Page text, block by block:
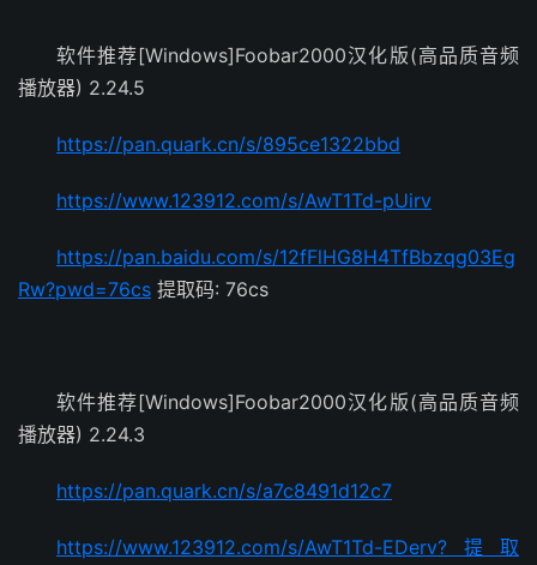
软件推荐[Windows]Foobar2000汉化版(高品质音频
播放器) 2.24.5
https://pan.quark.cn/s/895ce1322bbd
https://www.123912.com/s/AwT1Td-pUirv
https://pan.baidu.com/s/12fFlHG8H4TfBbzqg03Eg
Rw?pwd=76cs 提取码: 76cs
软件推荐[Windows]Foobar2000汉化版(高品质音频
播放器) 2.24.3
https://pan.quark.cn/s/a7c8491d12c7
https://www.123912.com/s/AwT1Td-EDerv?提取